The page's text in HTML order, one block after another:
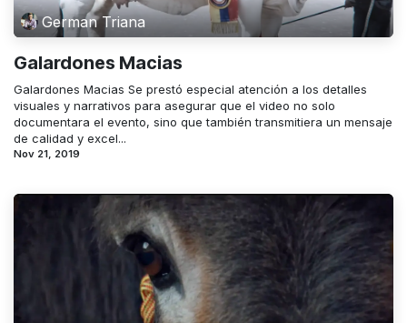
German Triana
Galardones Macias
Galardones Macias Se prestó especial atención a los detalles
visuales y narrativos para asegurar que el video no solo
documentara el evento, sino que también transmitiera un mensaje
de calidad y excel...
Nov 21, 2019